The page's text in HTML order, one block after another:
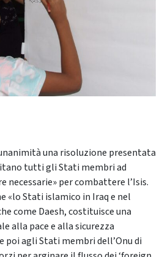
una risoluzione presentata
tutti gli Stati membri ad
per combattere l’Isis.
«lo Stati islamico in Iraq e nel
come Daesh, costituisce una
alla pace e alla sicurezza
poi agli Stati membri dell’Onu di